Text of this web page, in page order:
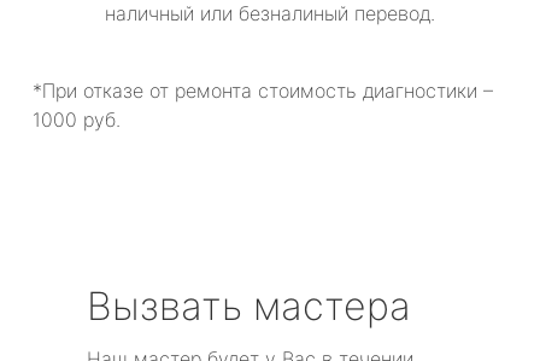
наличный или безналиный перевод.
*При отказе от ремонта стоимость диагностики –
1000 руб.
Вызвать мастера